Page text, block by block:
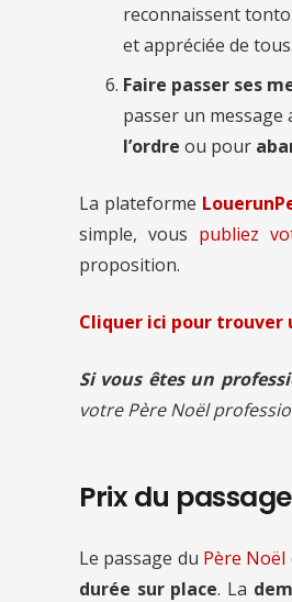
reconnaissent
et appréciée de tous.
Faire passer ses
passer un message
l’ordre ou pour
La plateforme
simple, vous publiez
proposition.
Cliquer ici pour trouver
Si vous êtes un
votre Père Noël
Prix du
Le passage du Père Noël
durée sur place. La